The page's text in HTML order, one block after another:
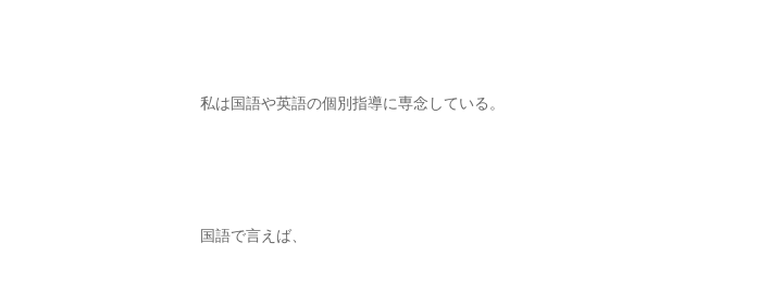
私は国語や英語の個別指導に専念している。
国語で言えば、